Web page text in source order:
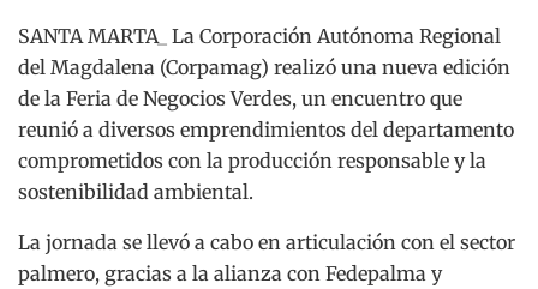
SANTA MARTA_ La Corporación Autónoma Regional
del Magdalena (Corpamag) realizó una nueva edición
de la Feria de Negocios Verdes, un encuentro que
reunió a diversos emprendimientos del departamento
comprometidos con la producción responsable y la
sostenibilidad ambiental.
La jornada se llevó a cabo en articulación con el sector
palmero, gracias a la alianza con Fedepalma y